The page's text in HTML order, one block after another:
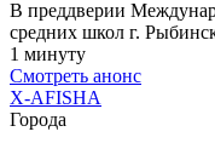
В преддверии
средних школ г.
1 минуту
Смотреть анонс
X-AFISHA
Города